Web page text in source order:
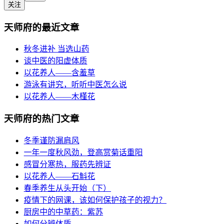
关注
天师府的最近文章
秋冬进补 当选山药
谈中医的阳虚体质
以花养人——含羞草
游泳有讲究，听听中医怎么说
以花养人——木槿花
天师府的热门文章
冬季谨防漏肩风
一年一度秋风劲，登高赏菊话重阳
感冒分寒热，服药先辨证
以花养人——石斛花
春季养生从头开始（下）
疫情下的网课，该如何保护孩子的视力？
厨房中的中草药：紫苏